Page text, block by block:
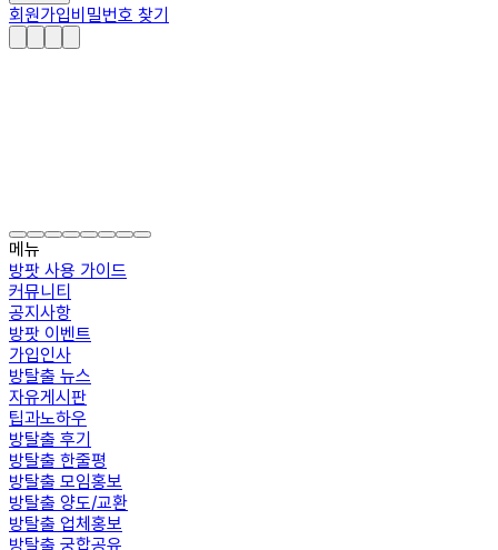
회원가입비밀번호 찾기
메뉴
방팟 사용 가이드
커뮤니티
공지사항
방팟 이벤트
가입인사
방탈출 뉴스
자유게시판
팁과노하우
방탈출 후기
방탈출 한줄평
방탈출 모임홍보
방탈출 양도/교환
방탈출 업체홍보
방탈출 궁합공유